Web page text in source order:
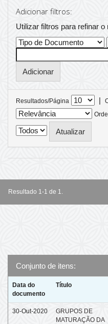
Adicionar filtros:
Utilizar filtros para refinar
Resultados/Página |
Resultado 1-1 de 1.
Conjunto de itens:
Data do
documento
Título
30-Out-2020
GRUPOS DE
MATURAÇÃO DA